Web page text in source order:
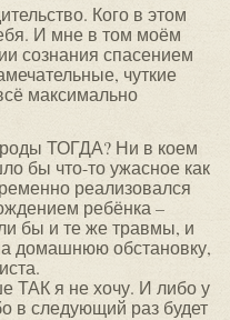
Кого в этом
И мне в том моём
сознания спасением
чуткие
максимально
ТОГДА? Ни в коем
бы что-то ужасное как
реализовался
ребёнка –
бы и те же травмы, и
домашнюю обстановку,
ТАК я не хочу. И либо у
в следующий раз будет